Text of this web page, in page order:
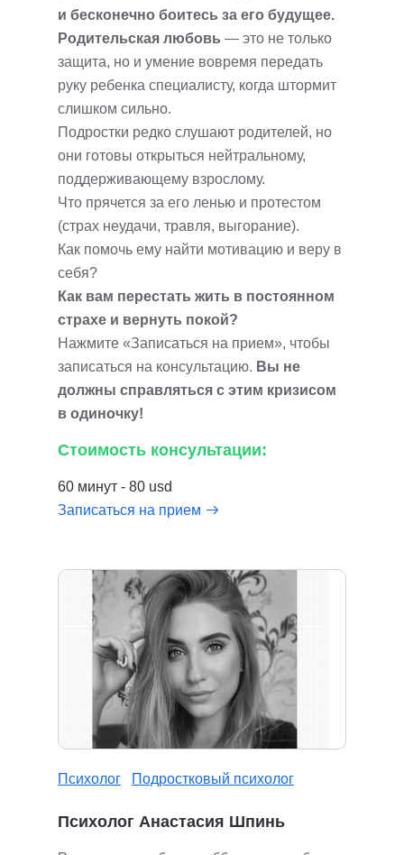
и бесконечно боитесь за его будущее.
Родительская любовь — это не только
защита, но и умение вовремя передать
руку ребенка специалисту, когда штормит
слишком сильно.
Подростки редко слушают родителей, но
они готовы открыться нейтральному,
поддерживающему взрослому.
Что прячется за его ленью и протестом
(страх неудачи, травля, выгорание).
Как помочь ему найти мотивацию и веру в
себя?
Как вам перестать жить в постоянном
страхе и вернуть покой?
Нажмите «Записаться на прием», чтобы
записаться на консультацию. Вы не
должны справляться с этим кризисом
в одиночку!
Стоимость консультации:
60 минут - 80 usd
Записаться на прием
Психолог Подростковый психолог
Психолог Анастасия Шпинь